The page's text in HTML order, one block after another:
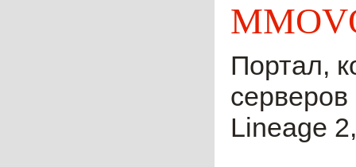
Портал,
Lineage